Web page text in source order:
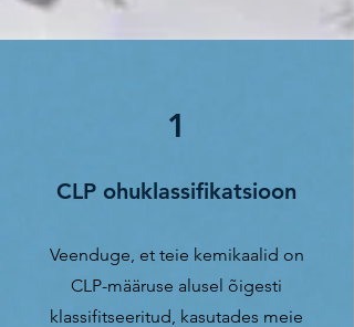
1
CLP ohuklassifikatsioon
Veenduge, et teie kemikaalid on
CLP-määruse alusel õigesti
klassifitseeritud, kasutades meie